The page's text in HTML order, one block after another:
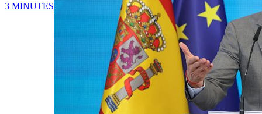
3 MINUTES